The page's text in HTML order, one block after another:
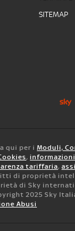
SITEMAP
qui per i Moduli,
,
tariffaria,
di proprietà
di Sky
2025 Sky
Abusi